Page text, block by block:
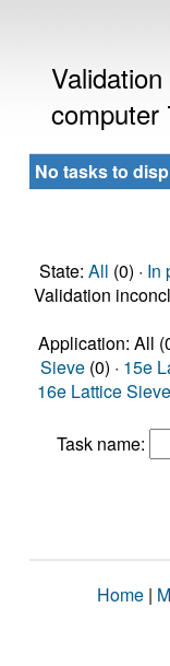
computer
No tasks to
State: All (0) · In
Validation
Application: All
Sieve (0) · 15e
16e Lattice
Task name:
Home |